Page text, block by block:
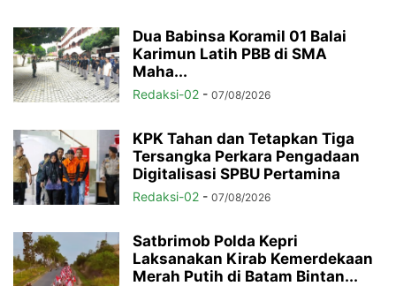
Dua Babinsa Koramil 01 Balai
Karimun Latih PBB di SMA
Maha...
Redaksi-02 - 07/08/2026
KPK Tahan dan Tetapkan Tiga
Tersangka Perkara Pengadaan
Digitalisasi SPBU Pertamina
Redaksi-02 - 07/08/2026
Satbrimob Polda Kepri
Laksanakan Kirab Kemerdekaan
Merah Putih di Batam Bintan...